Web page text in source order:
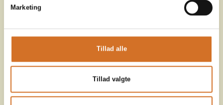
Marketing
Tillad alle
Tillad valgte